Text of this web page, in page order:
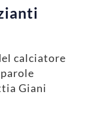
calciatore
Giani